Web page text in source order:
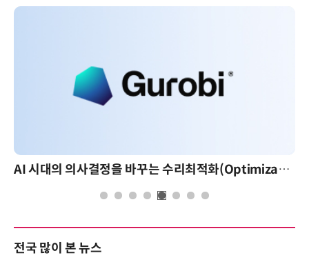
AI 시대의 의사결정을 바꾸는 수리최적화(Optimization): 실제 산업 적용 사례와 활용 전략
전국 많이 본 뉴스